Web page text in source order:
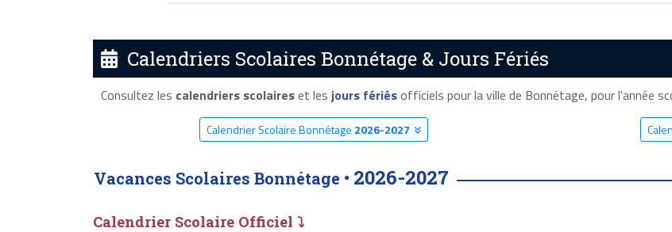
Calendriers Scolaires Bonnétage & Jours Fériés
Consultez les calendriers scolaireset les jours fériésofficiels pour la ville de Bonnétage, pour l'année
Calendrier Scolaire Bonnétage 2026-2027
Vacances Scolaires Bonnétage • 2026-2027
Calendrier Scolaire Officiel ⤵